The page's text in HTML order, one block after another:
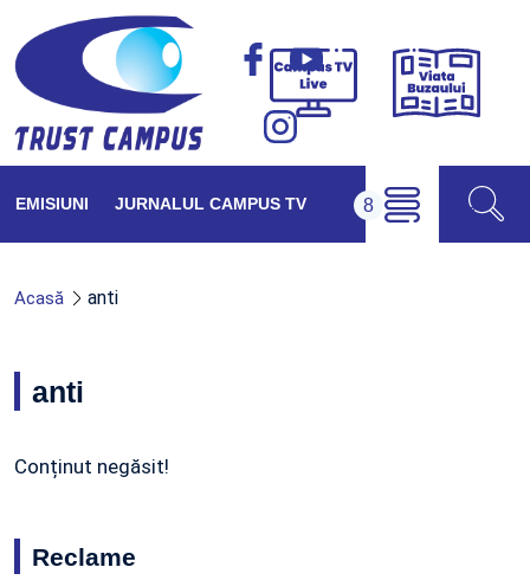
Campus
Viața
EMISIUNI JURNALUL CAMPUS TV
Acasă anti
anti
Conținut negăsit!
Reclame